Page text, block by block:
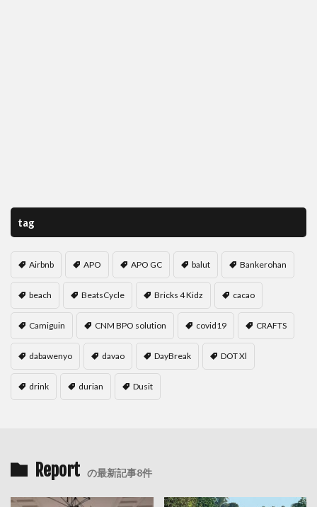
tag
Airbnb APO APO GC balut Bankerohan
beach BeatsCycle Bricks 4 Kidz cacao
Camiguin CNM BPO solution covid19 CRAFTS
dabawenyo davao DayBreak DOT Xl
drink durian Dusit
Report の最新記事8件